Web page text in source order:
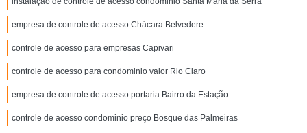
empresa de controle de acesso Chácara Belvedere
controle de acesso para empresas Capivari
controle de acesso para condominio valor Rio Claro
empresa de controle de acesso portaria Bairro da Estação
controle de acesso condominio preço Bosque das Palmeiras